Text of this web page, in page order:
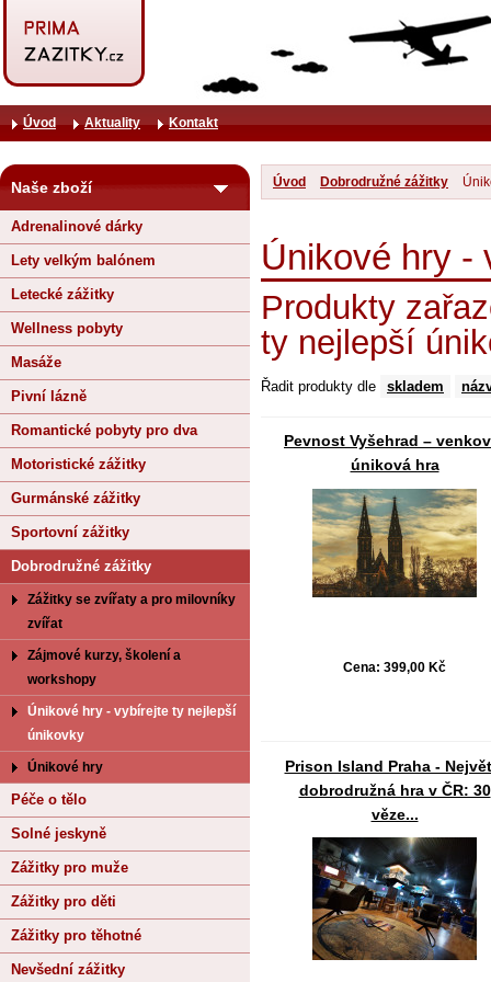
Úvod Dobrodružné zážitky
Únikové hry -
Produkty
ty nejlepší
Řadit produkty dle skladem
Pevnost Vyšehrad –
úniková hra
Cena: 399,00 Kč
Prison Island Praha -
dobrodružná hra v ČR: 30
věze...
Naše zboží
Adrenalinové dárky
Lety velkým balónem
Letecké zážitky
Wellness pobyty
Masáže
Pivní lázně
Romantické pobyty pro dva
Motoristické zážitky
Gurmánské zážitky
Sportovní zážitky
Dobrodružné zážitky
Zážitky se zvířaty a pro milovníky
zvířat
Zájmové kurzy, školení a
workshopy
Únikové hry - vybírejte ty nejlepší
únikovky
Únikové hry
Péče o tělo
Solné jeskyně
Zážitky pro muže
Zážitky pro děti
Zážitky pro těhotné
Nevšední zážitky
Úvod Aktuality Kontakt